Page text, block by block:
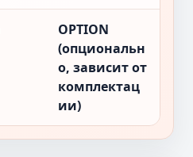
OPTION
(опциональн
о, зависит от
комплектац
ии)